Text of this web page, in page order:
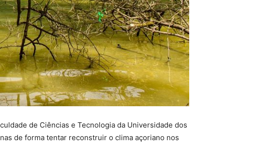
de Ciências e Tecnologia da Universidade dos
de forma tentar reconstruir o clima açoriano nos